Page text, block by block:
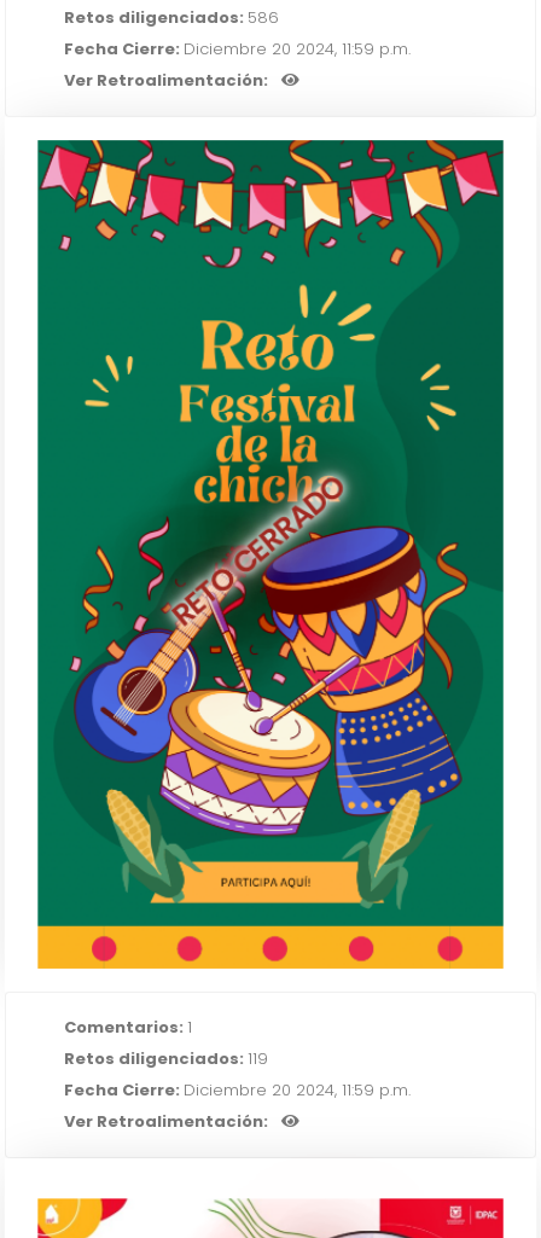
Retos diligenciados: 586
Fecha Cierre: Diciembre 20 2024, 11:59 p.m.
Ver Retroalimentación:
RETO CERRADO
"FESTIVAL DE LA CHICHA, EL MAÍZ,
LA VIDA Y LA DICHA - SANTA FE"
IR AL RETO
Comentarios: 1
Retos diligenciados: 119
Fecha Cierre: Diciembre 20 2024, 11:59 p.m.
Ver Retroalimentación: